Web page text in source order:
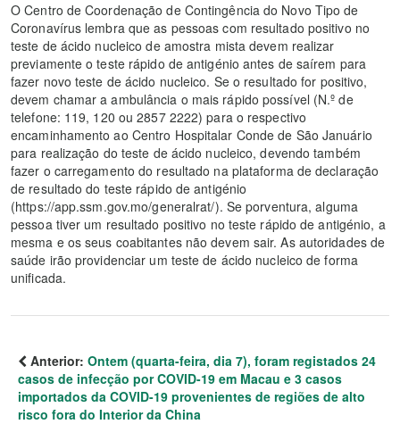
O Centro de Coordenação de Contingência do Novo Tipo de
Coronavírus lembra que as pessoas com resultado positivo no
teste de ácido nucleico de amostra mista devem realizar
previamente o teste rápido de antigénio antes de saírem para
fazer novo teste de ácido nucleico. Se o resultado for positivo,
devem chamar a ambulância o mais rápido possível (N.º de
telefone: 119, 120 ou 2857 2222) para o respectivo
encaminhamento ao Centro Hospitalar Conde de São Januário
para realização do teste de ácido nucleico, devendo também
fazer o carregamento do resultado na plataforma de declaração
de resultado do teste rápido de antigénio
(https://app.ssm.gov.mo/generalrat/). Se porventura, alguma
pessoa tiver um resultado positivo no teste rápido de antigénio, a
mesma e os seus coabitantes não devem sair. As autoridades de
saúde irão providenciar um teste de ácido nucleico de forma
unificada.
Anterior: Ontem (quarta-feira, dia 7), foram registados 24
casos de infecção por COVID-19 em Macau e 3 casos
importados da COVID-19 provenientes de regiões de alto
risco fora do Interior da China